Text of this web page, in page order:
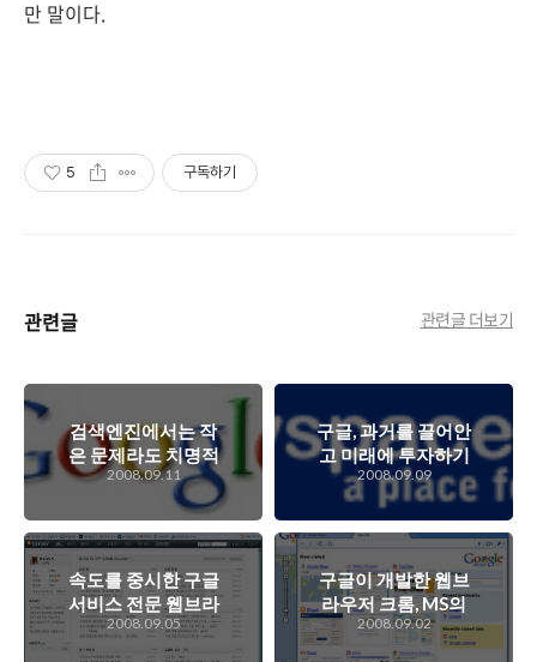
만 말이다.
5 구독하기
관련글 관련글 더보기
검색엔진에서는 작
은 문제라도 치명적
인 상처를 남길 수도
2008.09.11
구글, 과거를 끌어안
고 미래에 투자하기
시작하다!
2008.09.09
속도를 중시한 구글
서비스 전문 웹브라
우저같은 크롬의 간
단 사용기
2008.09.05
구글이 개발한 웹브
라우저 크롬, MS의
인터넷 익스플로러
를 노리다!
2008.09.02